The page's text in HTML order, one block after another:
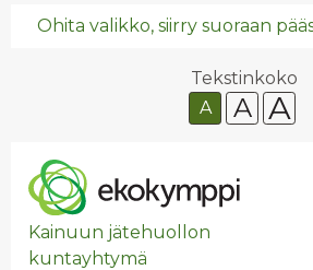
Ohita valikko, siirry suoraan
Tekstinkoko
A
A A
Kainuun jätehuollon
kuntayhtymä